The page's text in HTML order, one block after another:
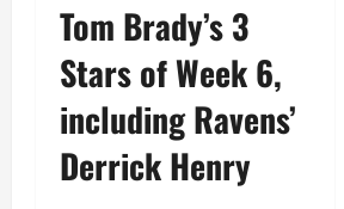
Tom Brady’s 3
Stars of Week 6,
including Ravens’
Derrick Henry